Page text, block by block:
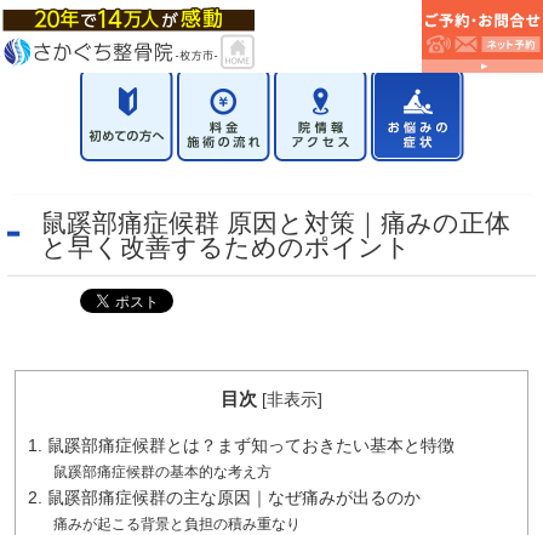
鼠蹊部痛症候群 原因と対策｜痛みの正体
と早く改善するためのポイント
目次 [非表示]
1. 鼠蹊部痛症候群とは？まず知っておきたい基本と特徴
鼠蹊部痛症候群の基本的な考え方
2. 鼠蹊部痛症候群の主な原因｜なぜ痛みが出るのか
痛みが起こる背景と負担の積み重なり